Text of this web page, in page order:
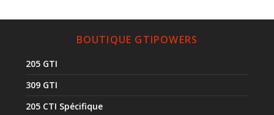
BOUTIQUE GTIPOWERS
205 GTI
309 GTI
205 CTI Spécifique